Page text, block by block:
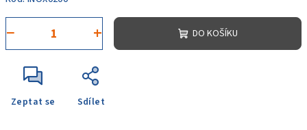
+
− DO KOŠÍKU
Zeptat se Sdílet